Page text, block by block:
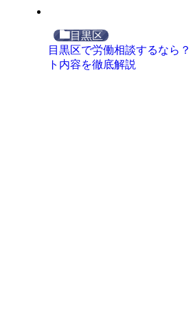
目黒区
目黒区で労働相談するなら
ト内容を徹底解説